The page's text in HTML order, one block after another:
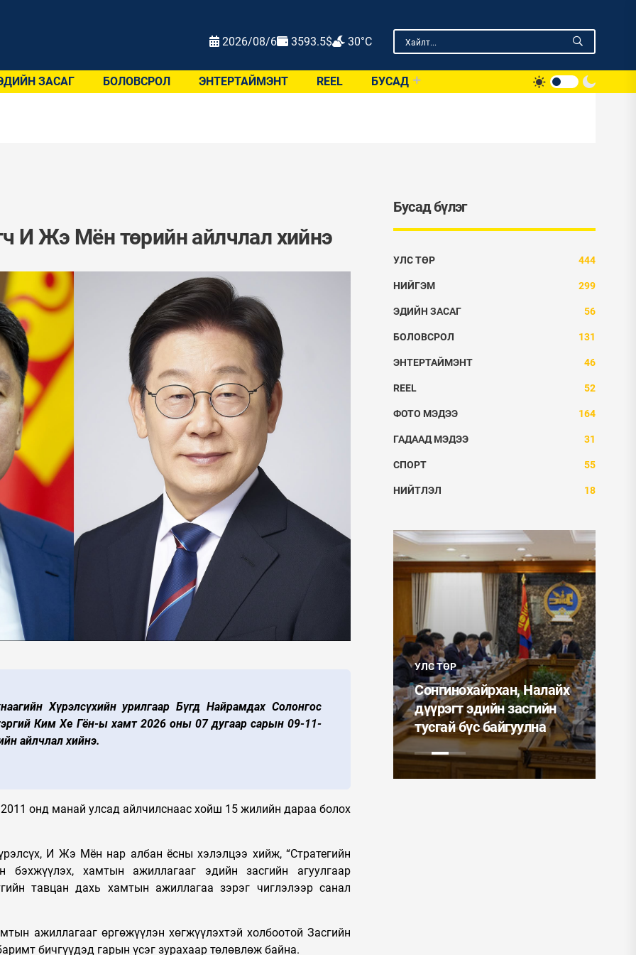
2026/08/6 3593.5$ 30°C
ЗАСАГ БОЛОВСРОЛ ЭНТЕРТАЙМЭНТ REEL БУСАД
И Жэ Мён төрийн айлчлал хийнэ
Хүрэлсүхийн урилгаар Бүгд Найрамдах Солонгос
Ким Хе Гён-ы хамт 2026 оны 07 дугаар сарын 09-11-
айлчлал хийнэ.
онд манай улсад айлчилснаас хойш 15 жилийн дараа болох
И Жэ Мён нар албан ёсны хэлэлцээ хийж, “Стратегийн
бэхжүүлэх, хамтын ажиллагааг эдийн засгийн агуулгаар
тавцан дахь хамтын ажиллагаа зэрэг чиглэлээр санал
ажиллагааг өргөжүүлэн хөгжүүлэхтэй холбоотой Засгийн
бичгүүдэд гарын үсэг зурахаар төлөвлөж байна.
Бусад бүлэг
УЛС ТӨР 444
НИЙГЭМ 299
ЭДИЙН ЗАСАГ 56
БОЛОВСРОЛ 131
ЭНТЕРТАЙМЭНТ 46
REEL 52
ФОТО МЭДЭЭ 164
ГАДААД МЭДЭЭ 31
СПОРТ 55
НИЙТЛЭЛ 18
ээжүүдэд Алдарт эхийн
одон гардуулав
ФОТО МЭДЭЭ
орон сууцыг ашиглалтад
орууллаа
УЛС ТӨР
Сонгинохайрхан, Налайх
дүүрэгт эдийн засгийн
тусгай бүс байгуулна